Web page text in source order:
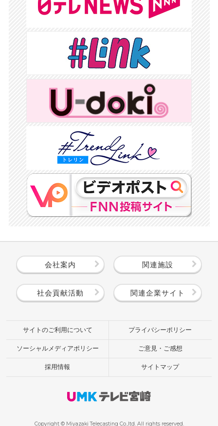
会社案内 関連施設
社会貢献活動 関連企業サイト
サイトのご利用について プライバシーポリシー
ソーシャルメディアポリシー ご意見・ご感想
採用情報 サイトマップ
Copyright © Miyazaki Telecasting Co.,ltd. All rights reserved.